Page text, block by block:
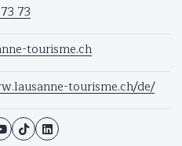
73
tourisme.ch
tourisme.ch/de/